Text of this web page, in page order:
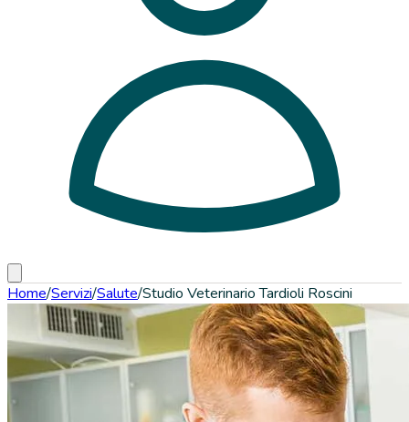
Home/Servizi/Salute/Studio Veterinario Tardioli Roscini